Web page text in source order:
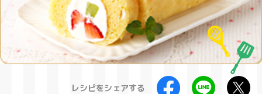
製
レシピをシェアする